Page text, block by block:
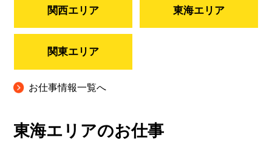
関西エリア 東海エリア
関東エリア
お仕事情報一覧へ
東海エリアのお仕事